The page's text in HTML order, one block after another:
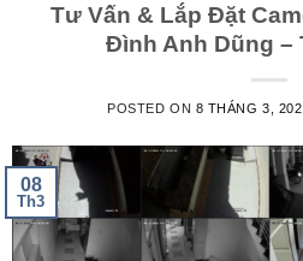
Tư Vấn & Lắp Đặt
Đình Anh Dũng –
POSTED ON 8 THÁNG 3,
08
Th3